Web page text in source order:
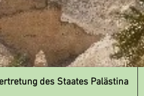
des Staates Palästina